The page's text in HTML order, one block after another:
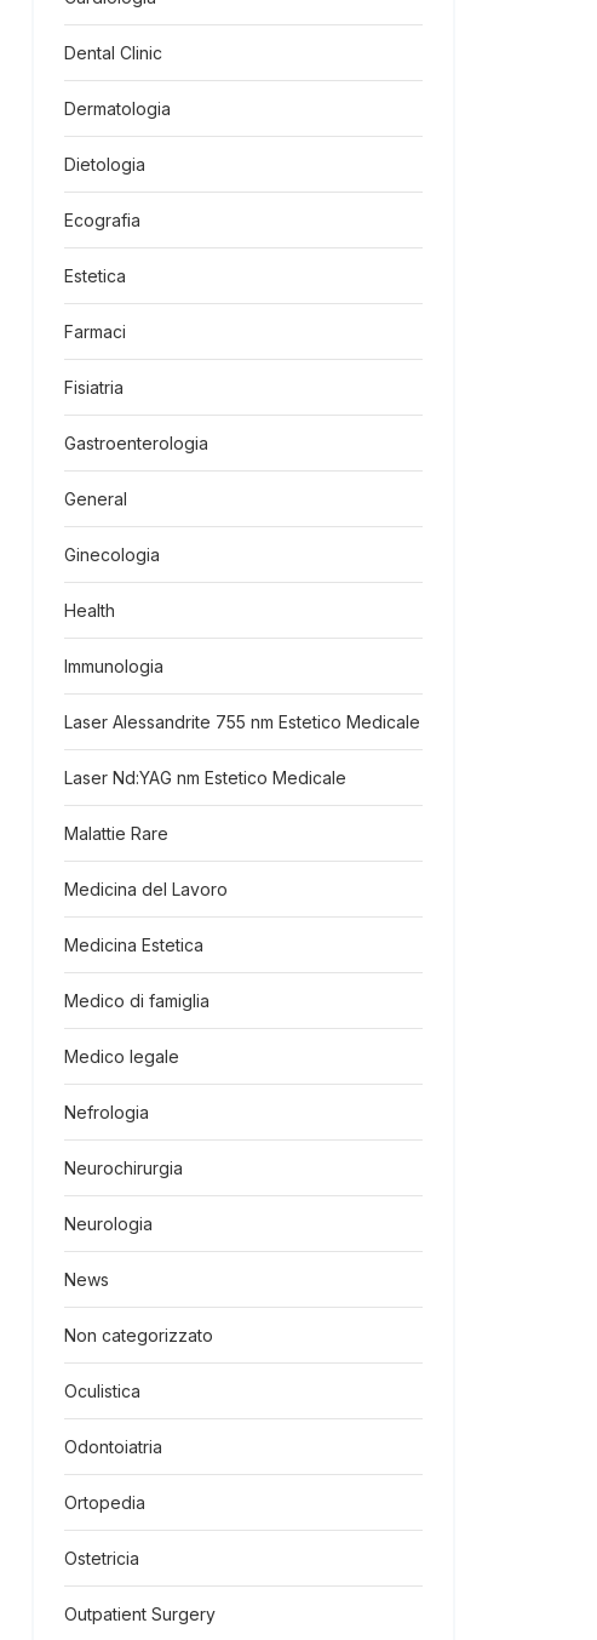
Dental Clinic
Dermatologia
Dietologia
Ecografia
Estetica
Farmaci
Fisiatria
Gastroenterologia
General
Ginecologia
Health
Immunologia
Laser Alessandrite 755 nm Estetico Medicale
Laser Nd:YAG nm Estetico Medicale
Malattie Rare
Medicina del Lavoro
Medicina Estetica
Medico di famiglia
Medico legale
Nefrologia
Neurochirurgia
Neurologia
News
Non categorizzato
Oculistica
Odontoiatria
Ortopedia
Ostetricia
Outpatient Surgery